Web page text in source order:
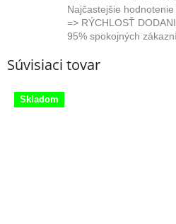
Najčastejšie
=> RÝCHLOSŤ
95% spokojných
Súvisiaci tovar
Skladom